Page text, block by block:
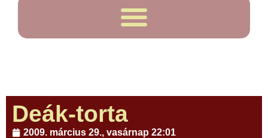
Deák-torta
2009. március 29., vasárnap 22:01